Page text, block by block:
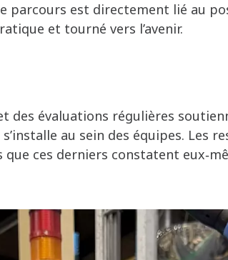
parcours est directement lié au
et tourné vers l’avenir.
évaluations régulières
au sein des équipes. Les
ces derniers constatent